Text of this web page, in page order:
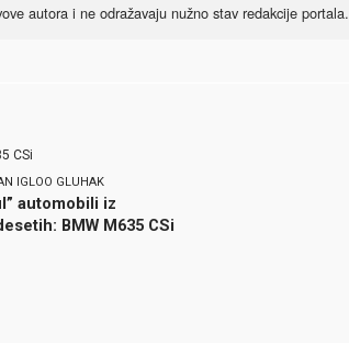
autora i ne odražavaju nužno stav redakcije portala.
IGLOO GLUHAK
automobili iz
BMW M635 CSi